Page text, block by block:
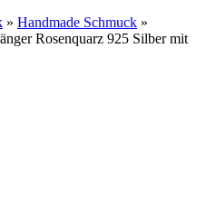
» Handmade Schmuck »
Rosenquarz 925 Silber mit